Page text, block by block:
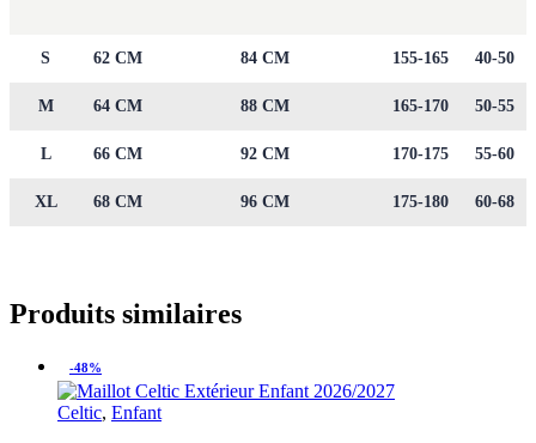
S 62 CM 84 CM 155-165 40-50
M 64 CM 88 CM 165-170 50-55
L 66 CM 92 CM 170-175 55-60
XL 68 CM 96 CM 175-180 60-68
Produits similaires
-48%
Celtic, Enfant